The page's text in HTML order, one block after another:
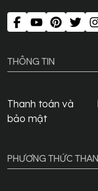
THÔNG TIN
Thanh toán và
bảo mật
PHƯƠNG THỨC